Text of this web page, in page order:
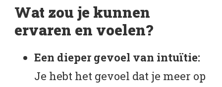
Wat zou je kunnen
ervaren en voelen?
Een dieper gevoel van intuïtie:
Je hebt het gevoel dat je meer op